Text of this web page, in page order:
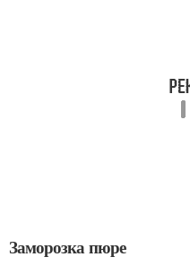
Заморозка пюре